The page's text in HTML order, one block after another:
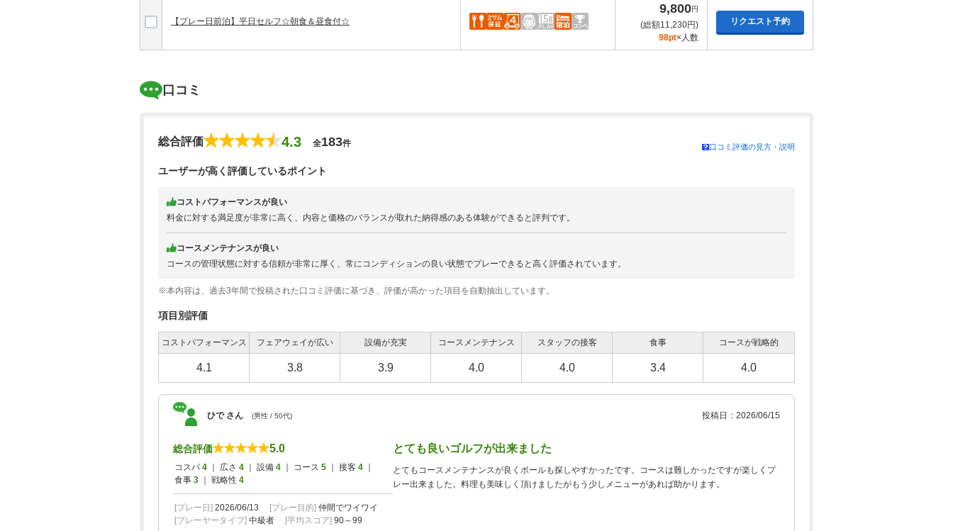
【プレー日前泊】平日セルフ☆朝食＆昼食付☆
9,800円
(総額11,230円)
98pt×人数
リクエスト予約
口コミ
総合評価 4.3 全183件 口コミ評価の見方・説明
ユーザーが高く評価しているポイント
コストパフォーマンスが良い
料金に対する満足度が非常に高く、内容と価格のバランスが取れた納得感のある体験ができると評判です。
コースメンテナンスが良い
コースの管理状態に対する信頼が非常に厚く、常にコンディションの良い状態でプレーできると高く評価されています。
※本内容は、過去3年間で投稿された口コミ評価に基づき、評価が高かった項目を自動抽出しています。
項目別評価
コストパフォーマンス フェアウェイが広い 設備が充実 コースメンテナンス スタッフの接客 食事 コースが戦略的
4.1 3.8 3.9 4.0 4.0 3.4 4.0
ひで さん (男性 / 50代) 投稿日：2026/06/15
総合評価 5.0
コスパ 4 ｜ 広さ 4 ｜ 設備 4 ｜ コース 5 ｜ 接客 4
食事 3 ｜ 戦略性 4
[プレー日] 2026/06/13 [プレー目的] 仲間でワイワイ
[プレーヤータイプ] 中級者 [平均スコア] 90～99
とても良いゴルフが出来ました
とてもコースメンテナンスが良くボールも探しやすかったです。コースは難しかったですが楽しくプ
レー出来ました。料理も美味しく頂けましたがもう少しメニューがあれば助かります。